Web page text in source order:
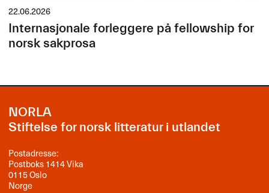
22.06.2026
Internasjonale forleggere på fellowship for
norsk sakprosa
NORLA
Stiftelse for norsk litteratur i utlandet
Postadresse:
Postboks 1414 Vika
0115 Oslo
Norge